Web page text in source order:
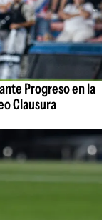
Progreso en la
Clausura